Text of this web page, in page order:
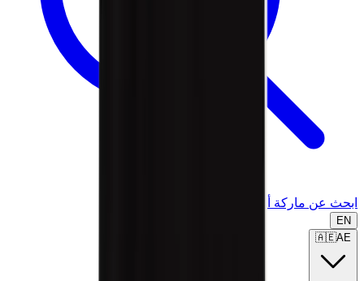
ابحث عن ماركة أو موديل...
EN
🇦🇪AE